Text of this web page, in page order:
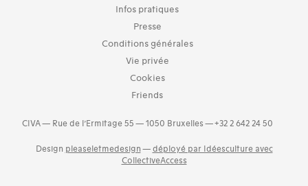
Infos pratiques
Presse
Conditions générales
Vie privée
Cookies
Friends
CIVA — Rue de l’Ermitage 55 — 1050 Bruxelles — +32 2 642 24 50
Design pleaseletmedesign — déployé par Idéesculture avec
CollectiveAccess